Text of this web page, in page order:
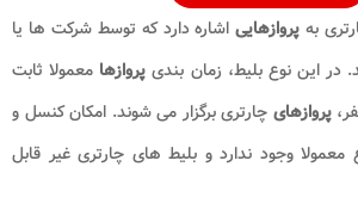
به پروازهاییاشاره دارد که توسط شرکت ها یا
در این نوع بلیط، زمان بندی پروازها معمولا ثابت
پروازهای چارتری برگزار می شوند. امکان کنسل و
معمولا وجود ندارد و بلیط های چارتری غیر قابل